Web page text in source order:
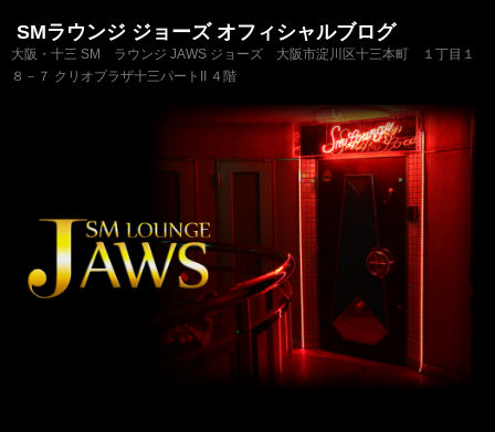
SMラウンジ ジョーズ オフィシャルブログ
大阪・十三 SM ラウンジ JAWS ジョーズ 大阪市淀川区十三本町 １丁目１
８－７ クリオプラザ十三パートII ４階